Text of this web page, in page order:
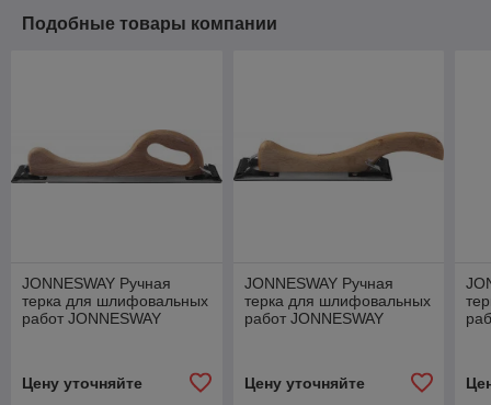
Подобные товары компании
JONNESWAY Ручная
терка для шлифовальных
работ JONNESWAY
Цену уточняйте
JONNESWAY Ручная
терка для шлифовальных
работ JONNESWAY
Цену уточняйте